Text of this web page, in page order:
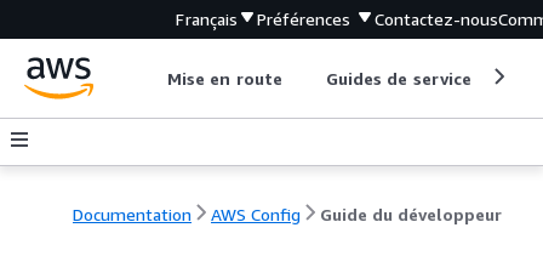
Français Préférences Contactez-nous
Mise en route Guides de service
Documentation AWS Config Guide du développeur